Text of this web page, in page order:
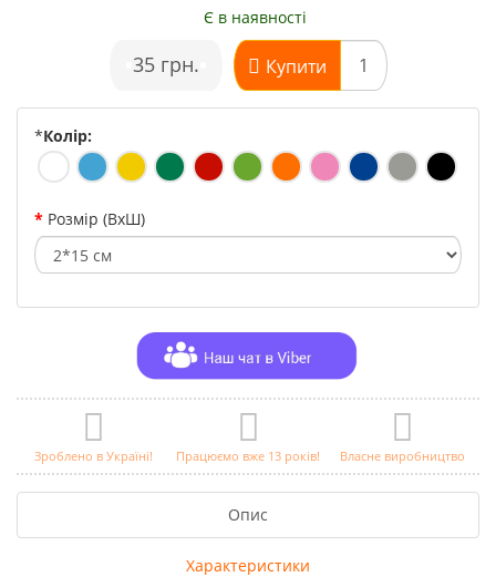
Є в наявності
35 грн. Купити
*Колір:
Розмір (ВхШ)
Зроблено в Україні! Працюємо вже 13 років! Власне виробництво
Опис
Характеристики